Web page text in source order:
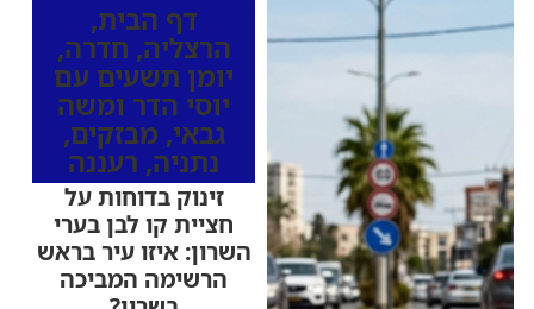
דף הבית,
הרצליה, חדרה,
יומן תשעים עם
יוסי הדר ומשה
גבאי, מבזקים,
נתניה, רעננה
זינוק בדוחות על
חציית קו לבן בערי
השרון: איזו עיר בראש
הרשימה המביכה